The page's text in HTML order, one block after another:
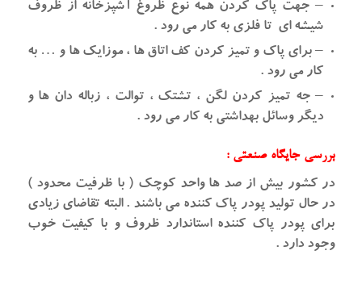
– جهت پاک کردن همه نوع ظروغ آشپزخانه از ظروف
شیشه ای تا فلزی به کار می رود .
– برای پاک و تمیز کردن کف اتاق ها ، موزایک ها و … به
کار می رود .
– جه تمیز کردن لگن ، تشتک ، توالت ، زباله دان ها و
دیگر وسائل بهداشتی به کار می رود .
بررسی جایگاه صنعتی :
در کشور بیش از صد ها واحد کوچک ( با ظرفیت محدود )
در حال تولید پودر پاک کننده می باشند . البته تقاضای زیادی
برای پودر پاک کننده استاندارد ظروف و با کیفیت خوب
وجود دارد .